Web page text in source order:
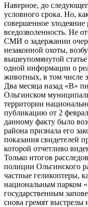
Наверное, до
условного срока. Но,
совершенное злодеяние
вседозволенность. Не
СМИ о задержании
незаконной охоты,
вышеупомянутой
одной информации о
животных, в том числе
Два месяца назад «В»
Ольгинском
территории
публикацию от 2
данному факту было
района признала его
показания свидетелей
которой отчетливо
Только итогов
полиции Ольгинского
частные геликоптеры,
национальным парком
государственным
снова гремят выстрелы